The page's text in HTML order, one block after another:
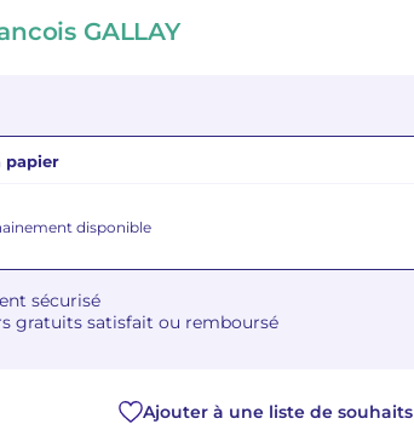
GALLAY
papier
disponible
sécurisé
gratuits satisfait ou remboursé
Ajouter à une liste de souhaits